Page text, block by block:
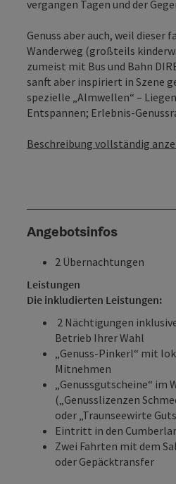
vergangen Tagen und der
Genuss aber auch, weil dieser
Wanderweg (großteils
zumeist mit Bus und Bahn
sanft aber inspiriert in Szene
spezielle „Almwellen“ –
Entspannen; Erlebnis-
Beschreibung vollständig
Angebotsinfos
2 Übernachtungen
Leistungen
Die inkludierten Leistungen:
2 Nächtigungen
Betrieb Ihrer Wahl
„Genuss-Pinkerl“ mit
Mitnehmen
„Genussgutscheine“ im
(„Genusslizenzen
oder „Traunseewirte
Eintritt in den
Zwei Fahrten mit dem
oder Gepäcktransfer